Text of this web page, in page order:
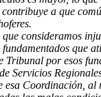
a que
consideramos
que
por esos
Coordinación,